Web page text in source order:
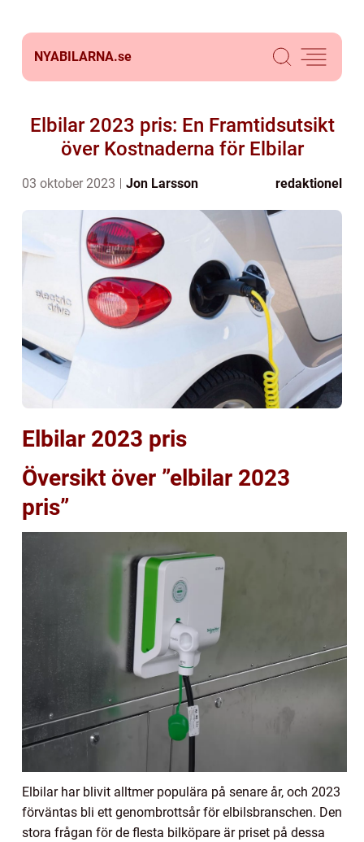
NYABILARNA.se
Elbilar 2023 pris: En Framtidsutsikt
över Kostnaderna för Elbilar
03 oktober 2023 Jon Larsson redaktionel
Elbilar 2023 pris
Översikt över ”elbilar 2023
pris”
Elbilar har blivit alltmer populära på senare år, och 2023
förväntas bli ett genombrottsår för elbilsbranschen. Den
stora frågan för de flesta bilköpare är priset på dessa